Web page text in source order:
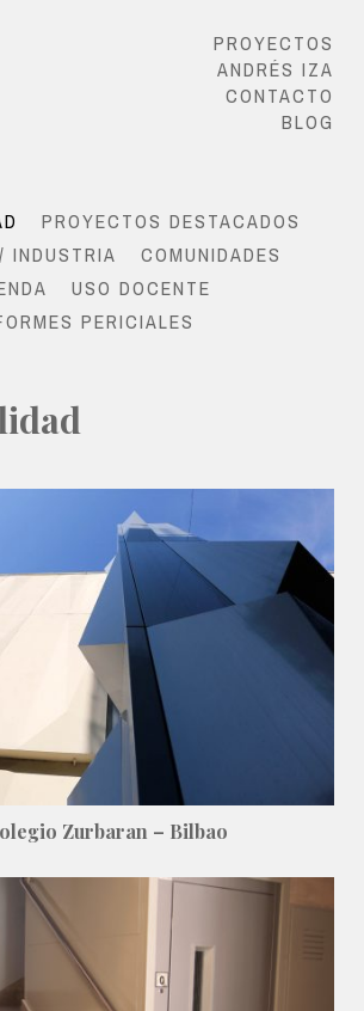
PROYECTOS
ANDRÉS IZA
CONTACTO
BLOG
PROYECTOS DESTACADOS
INDUSTRIA
COMUNIDADES
USO DOCENTE
PERICIALES
Zurbaran – Bilbao